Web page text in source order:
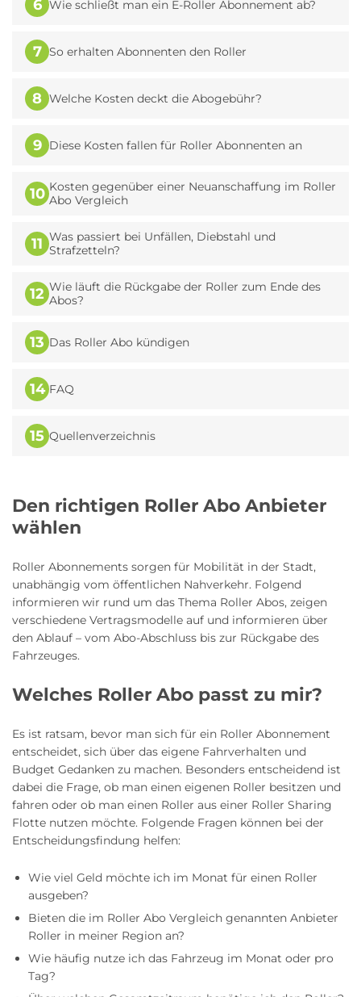
Den richtigen Roller Abo Anbieter
wählen
Roller Abonnements sorgen für Mobilität in der Stadt,
unabhängig vom öffentlichen Nahverkehr. Folgend
informieren wir rund um das Thema Roller Abos, zeigen
verschiedene Vertragsmodelle auf und informieren über
den Ablauf – vom Abo-Abschluss bis zur Rückgabe des
Fahrzeuges.
Welches Roller Abo passt zu mir?
Es ist ratsam, bevor man sich für ein Roller Abonnement
entscheidet, sich über das eigene Fahrverhalten und
Budget Gedanken zu machen. Besonders entscheidend ist
dabei die Frage, ob man einen eigenen Roller besitzen und
fahren oder ob man einen Roller aus einer Roller Sharing
Flotte nutzen möchte. Folgende Fragen können bei der
Entscheidungsfindung helfen:
Wie viel Geld möchte ich im Monat für einen Roller
ausgeben?
Bieten die im Roller Abo Vergleich genannten Anbieter
Roller in meiner Region an?
Wie häufig nutze ich das Fahrzeug im Monat oder pro
Tag?
6 Wie schließt man ein E-Roller Abonnement ab?
7 So erhalten Abonnenten den Roller
8 Welche Kosten deckt die Abogebühr?
9 Diese Kosten fallen für Roller Abonnenten an
10 Kosten gegenüber einer Neuanschaffung im Roller
Abo Vergleich
11 Was passiert bei Unfällen, Diebstahl und
Strafzetteln?
12 Wie läuft die Rückgabe der Roller zum Ende des
Abos?
13 Das Roller Abo kündigen
14 FAQ
15 Quellenverzeichnis